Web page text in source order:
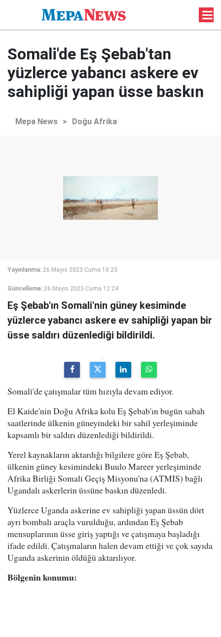
Somali'de Eş Şebab'tan
yüzlerce yabancı askere ev
sahipliği yapan üsse baskın
Mepa News > Doğu Afrika
Yayınlanma: 26 Mayıs 2023 Cuma 10:23
Güncelleme: 26 Mayıs 2023 Cuma 12:24
Eş Şebab'ın Somali'nin güney kesiminde
yüzlerce yabancı askere ev sahipliği yapan bir
üsse saldırı düzenlediği bildirildi.
Somali'de çatışmalar tüm hızıyla devam ediyor.
El Kaide'nin Doğu Afrika kolu Eş Şebab'ın bugün sabah
saatlerinde ülkenin güneyindeki bir sahil yerleşiminde
kapsamlı bir saldırı düzenlediği bildirildi.
Yerel kaynakların aktardığı bilgilere göre Eş Şebab,
ülkenin güney kesimindeki Buulo Mareer yerleşiminde
Afrika Birliği Somali Geçiş Misyonu'na (ATMIS) bağlı
Ugandalı askerlerin üssüne baskın düzenledi.
Yüzlerce Uganda askerine ev sahipliği yapan üssün dört
ayrı bombalı araçla vurulduğu, ardından Eş Şebab
mensuplarının üsse giriş yaptığı ve çatışmaya başladığı
ifade edildi. Çatışmaların halen devam ettiği ve çok sayıda
Uganda askerinin öldüğü aktarılıyor.
Bölgenin konumu: